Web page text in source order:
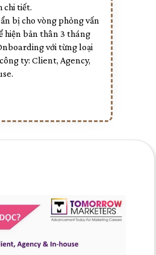
chi tiết.
bị cho vòng phỏng vấn
hiện bản thân 3 tháng
với từng loại
ty: Client, Agency,